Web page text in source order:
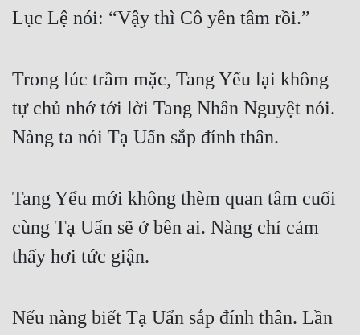
Lục Lệ nói: “Vậy thì Cô yên tâm rồi.”
Trong lúc trầm mặc, Tang Yểu lại không
tự chủ nhớ tới lời Tang Nhân Nguyệt nói.
Nàng ta nói Tạ Uẩn sắp đính thân.
Tang Yểu mới không thèm quan tâm cuối
cùng Tạ Uẩn sẽ ở bên ai. Nàng chỉ cảm
thấy hơi tức giận.
Nếu nàng biết Tạ Uẩn sắp đính thân. Lần